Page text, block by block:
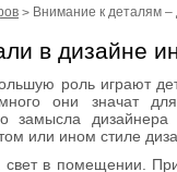
> Внимание к деталям –
в дизайне
роль играют
они значат
дизайнера
или ином стиле
свет в помещении.